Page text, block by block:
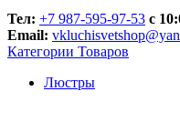
Тел: +7 987-595-97-53 с
Email:
Категории Товаров
Люстры